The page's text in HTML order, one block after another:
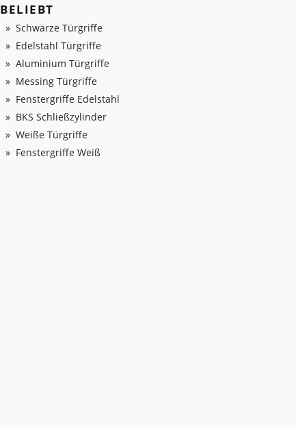
BELIEBT
Schwarze Türgriffe
Edelstahl Türgriffe
Aluminium Türgriffe
Messing Türgriffe
Fenstergriffe Edelstahl
BKS Schließzylinder
Weiße Türgriffe
Fenstergriffe Weiß